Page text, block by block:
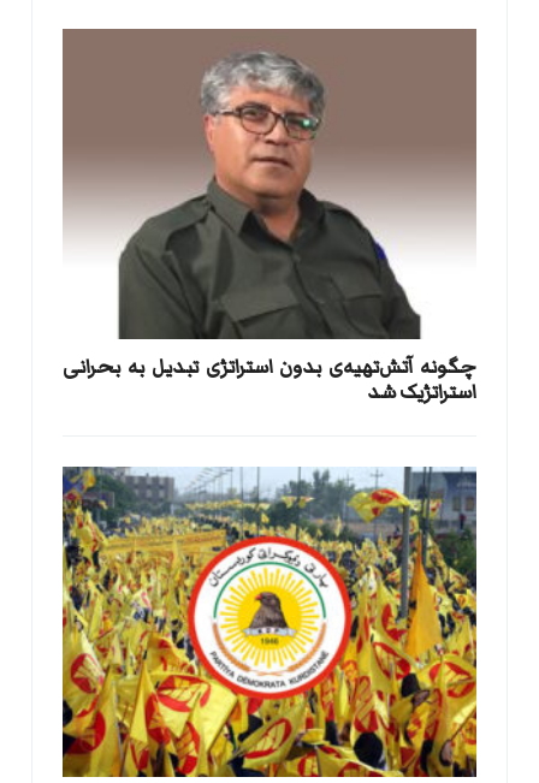
​چگونه آتش‌تهیه‌ی بدون استراتژی تبدیل به بحرانی
استراتژیک شد